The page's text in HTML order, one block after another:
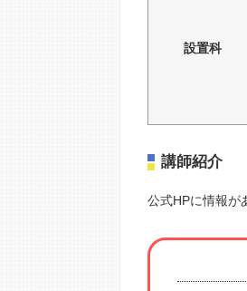
設置科
講師紹介
公式HPに情報が